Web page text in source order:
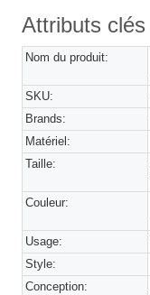
Attributs clés
Nom du produit:
SKU:
Brands:
Matériel:
Taille:
Couleur:
Usage:
Style:
Conception: